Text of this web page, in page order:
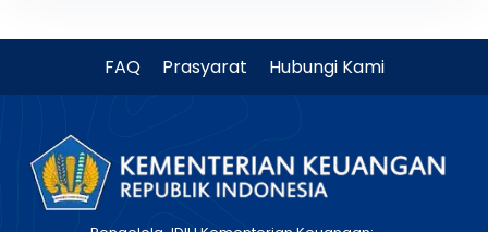
FAQ Prasyarat Hubungi Kami